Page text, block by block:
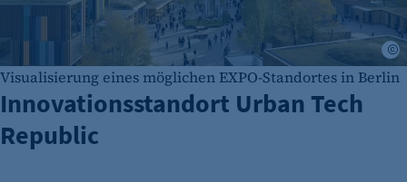
Visualisierung eines möglichen EXPO-Standortes in Berlin
Innovationsstandort Urban Tech
Republic